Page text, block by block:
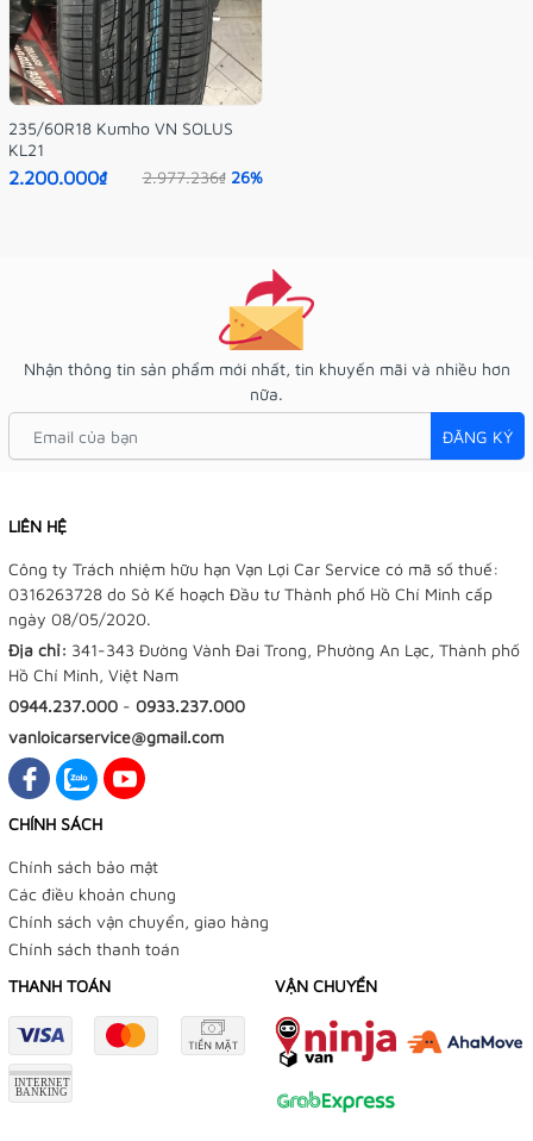
235/60R18 Kumho VN SOLUS
KL21
2.200.000₫ 2.977.236₫ 26%
Nhận thông tin sản phẩm mới nhất, tin khuyến mãi và nhiều hơn
nữa.
ĐĂNG KÝ
LIÊN HỆ
Công ty Trách nhiệm hữu hạn Vạn Lợi Car Service có mã số thuế:
0316263728 do Sở Kế hoạch Đầu tư Thành phố Hồ Chí Minh cấp
ngày 08/05/2020.
Địa chỉ: 341-343 Đường Vành Đai Trong, Phường An Lạc, Thành phố
Hồ Chí Minh, Việt Nam
0944.237.000 - 0933.237.000
vanloicarservice@gmail.com
CHÍNH SÁCH
Chính sách bảo mật
Các điều khoản chung
Chính sách vận chuyển, giao hàng
Chính sách thanh toán
THANH TOÁN
VẬN CHUYỂN